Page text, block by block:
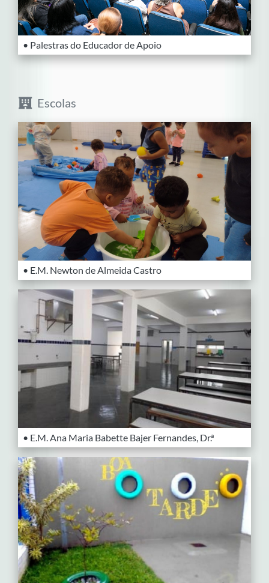
• Palestras do Educador de Apoio
Escolas
• E.M. Newton de Almeida Castro
• E.M. Ana Maria Babette Bajer Fernandes, Dr.ª